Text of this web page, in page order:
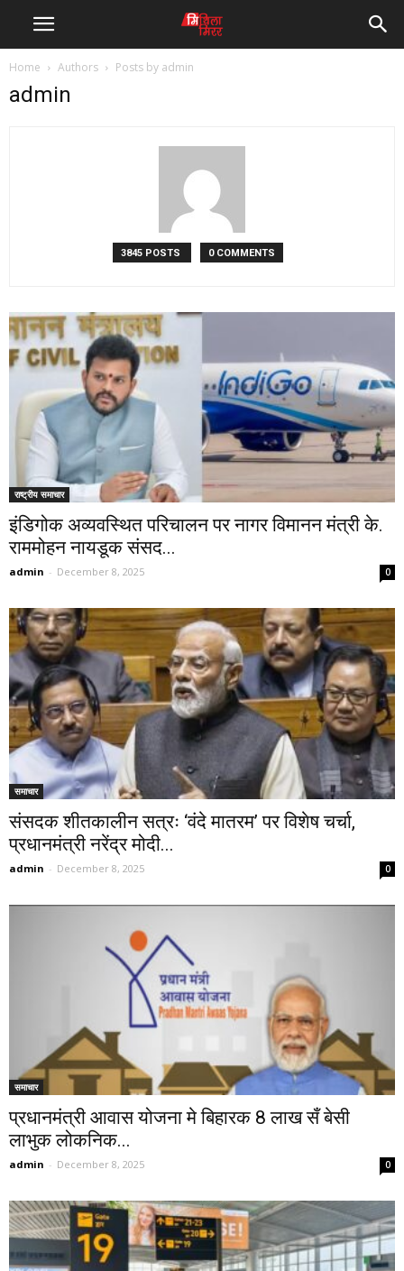
Home Authors Posts by admin
admin
3845 POSTS 0 COMMENTS
राष्ट्रीय समाचार
इंडिगोक अव्यवस्थित परिचालन पर नागर विमानन मंत्री के.
राममोहन नायडूक संसद...
admin - December 8, 2025 0
समाचार
संसदक शीतकालीन सत्रः ‘वंदे मातरम’ पर विशेष चर्चा,
प्रधानमंत्री नरेंद्र मोदी...
admin - December 8, 2025 0
समाचार
प्रधानमंत्री आवास योजना मे बिहारक 8 लाख सँ बेसी
लाभुक लोकनिक...
admin - December 8, 2025 0